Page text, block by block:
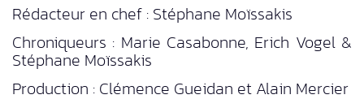
Rédacteur en chef : Stéphane Moïssakis
Chroniqueurs : Marie Casabonne, Erich Vogel &
Stéphane Moïssakis
Production : Clémence Gueidan et Alain Mercier